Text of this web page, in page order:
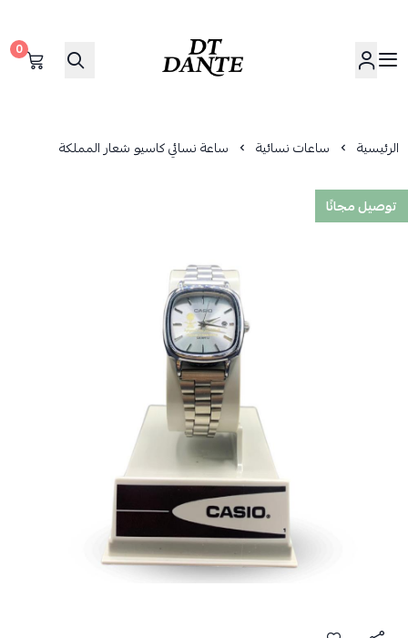
دانتي | DANTE
0
الرئيسية ساعات نسائية ساعة نسائي كاسيو شعار المملكة
توصيل مجانًا